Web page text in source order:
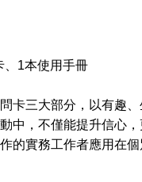
、1本使用手冊
三大部分，以有趣、
中，不僅能提升信心
實務工作者應用在個